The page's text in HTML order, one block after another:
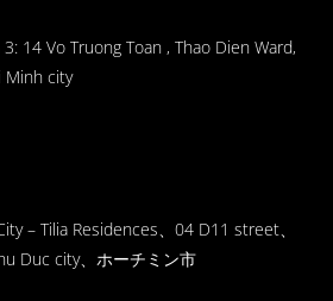
14 Vo Truong Toan , Thao Dien Ward,
Minh city
– Tilia Residences、04 D11 street、
Duc city、ホーチミン市